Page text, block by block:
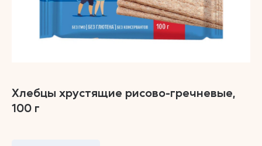
Хлебцы хрустящие рисово-гречневые,
100 г